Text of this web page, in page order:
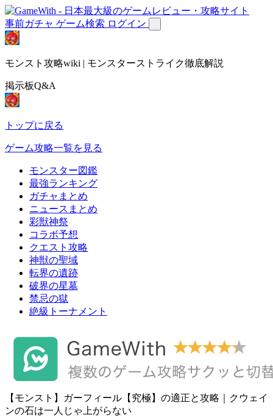
事前ガチャ ゲーム検索 ログイン
モンスト攻略wiki | モンスターストライク徹底解説
掲示板Q&A
トップに戻る
ゲーム攻略一覧を見る
モンスター図鑑
最強ランキング
ガチャまとめ
ニュースまとめ
彩獣神祭
コラボ予想
クエスト攻略
神獣の聖域
転界の遺跡
破界の星墓
禁忌の獄
絶級トーナメント
【モンスト】ガーフィール【究極】の適正と攻略｜クウェイ
ンの石は一人じゃ上がらない